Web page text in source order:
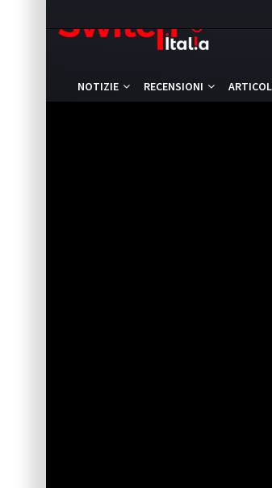
NOTIZIE RECENSIONI